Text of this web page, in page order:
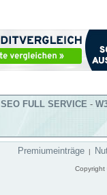
SEO FULL SERVICE -
Premiumeinträge |